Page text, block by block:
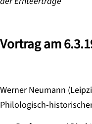
Vortrag am
Werner Neumann
Philologisch-